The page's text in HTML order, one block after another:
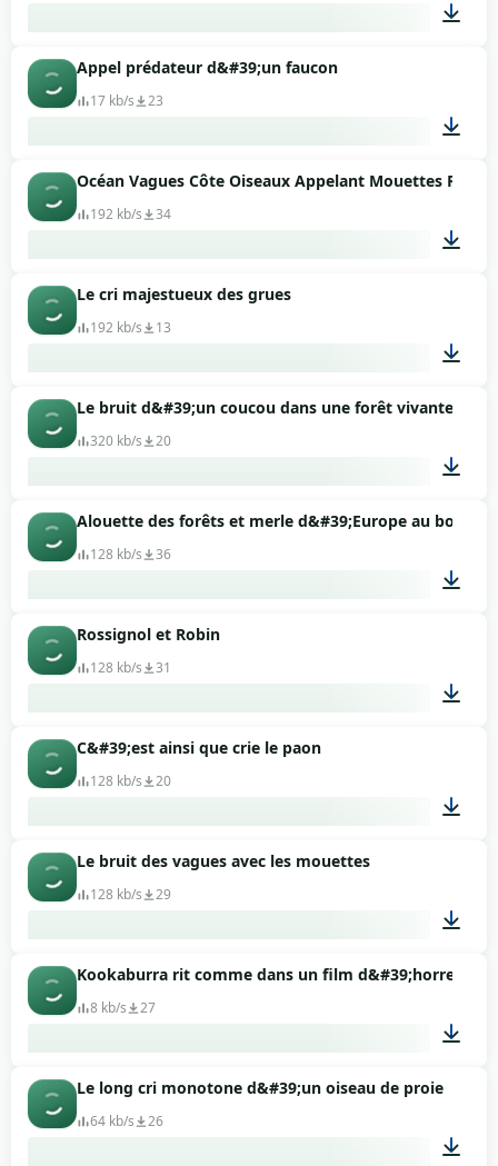
Appel prédateur d&#39;un faucon
17 kb/s 23
00:01
Océan Vagues Côte Oiseaux Appelant Mouettes
192 kb/s 34
Le cri majestueux des grues
192 kb/s 13
00:06
Le bruit d&#39;un coucou dans une forêt vivante
320 kb/s 20
00:24
Alouette des forêts et merle d&#39;Europe au bord
128 kb/s 36
Rossignol et Robin
128 kb/s 31
C&#39;est ainsi que crie le paon
128 kb/s 20
Le bruit des vagues avec les mouettes
128 kb/s 29
01:51
Kookaburra rit comme dans un film d&#39;horreur
8 kb/s 27
00:06
Le long cri monotone d&#39;un oiseau de proie
64 kb/s 26